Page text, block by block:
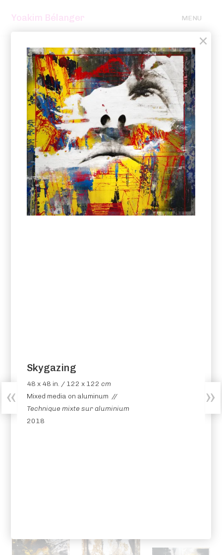
Yoakim Bélanger MENU
2020 – 2016
×
Skygazing
48 x 48 in. / 122 x 122 cm
Mixed media on aluminum //
Technique mixte sur aluminium
2018